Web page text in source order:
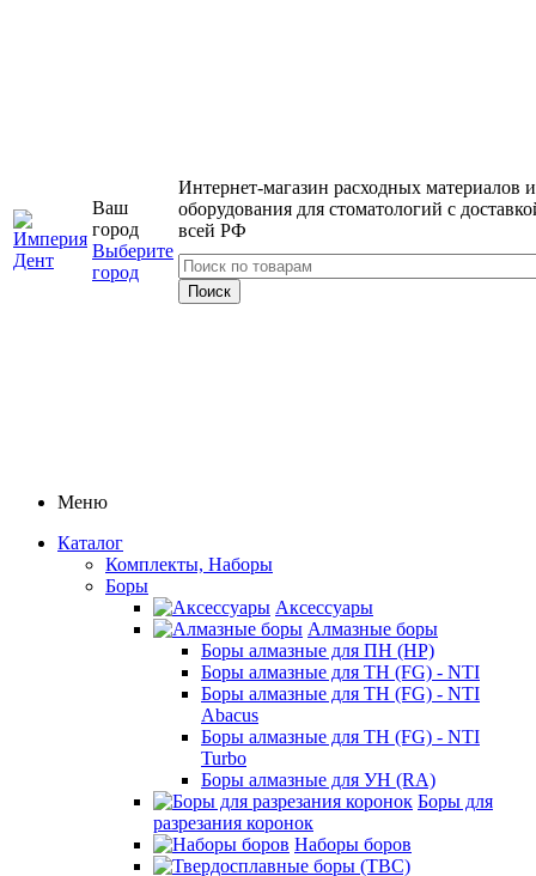
Ваш
город
Выберите
город
Интернет-магазин расходных материалов и
оборудования для стоматологий с
всей РФ
Меню
Каталог
Комплекты, Наборы
Боры
Аксессуары
Алмазные боры
Боры алмазные для ПН (HP)
Боры алмазные для ТН (FG) - NTI
Боры алмазные для ТН (FG) - NTI
Abacus
Боры алмазные для ТН (FG) - NTI
Turbo
Боры алмазные для УН (RA)
Боры для
разрезания коронок
Наборы боров